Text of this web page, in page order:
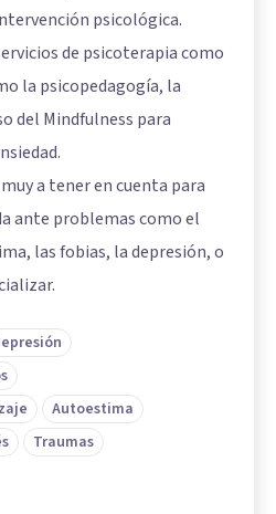
psicológica.
de psicoterapia como
la psicopedagogía, la
del Mindfulness para
a tener en cuenta para
ante problemas como el
las fobias, la depresión, o
Autoestima
Traumas